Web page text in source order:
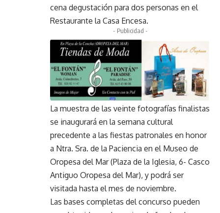
cena degustación para dos personas en el
Restaurante la Casa Encesa.
- Publicidad -
La muestra de las veinte fotografías finalistas
se inaugurará en la semana cultural
precedente a las fiestas patronales en honor
a Ntra. Sra. de la Paciencia en el Museo de
Oropesa del Mar (Plaza de la Iglesia, 6- Casco
Antiguo Oropesa del Mar), y podrá ser
visitada hasta el mes de noviembre.
Las bases completas del concurso pueden